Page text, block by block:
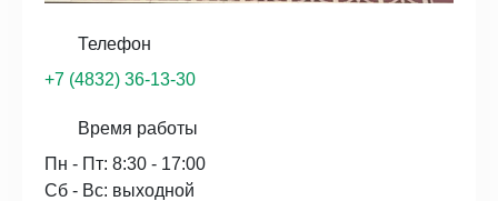
Телефон
+7 (4832) 36-13-30
Время работы
Пн - Пт: 8:30 - 17:00
Сб - Вс: выходной